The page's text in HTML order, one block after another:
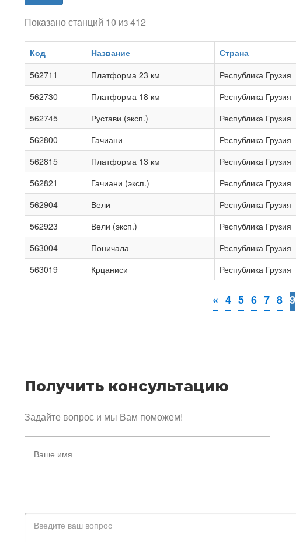
Показано станций 10 из 412
Код Название Страна
562711
Платформа 23 км Республика Грузия
562730
Платформа 18 км Республика Грузия
562745
Рустави (эксп.) Республика Грузия
562800
Гачиани Республика Грузия
562815
Платформа 13 км Республика Грузия
562821
Гачиани (эксп.) Республика Грузия
562904
Вели Республика Грузия
562923
Вели (эксп.) Республика Грузия
563004
Поничала Республика Грузия
563019
Крцаниси Республика Грузия
« 4 5 6 7 8 9
Получить консультацию
Задайте вопрос и мы Вам поможем!